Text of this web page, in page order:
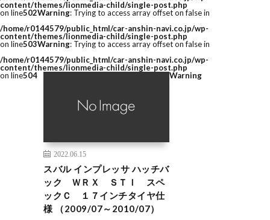
content/themes/lionmedia-child/single-post.php
on line502Warning: Trying to access array offset on false in
/home/r0144579/public_html/car-anshin-navi.co.jp/wp-
content/themes/lionmedia-child/single-post.php
on line503Warning: Trying to access array offset on false in
/home/r0144579/public_html/car-anshin-navi.co.jp/wp-
content/themes/lionmedia-child/single-post.php
on line504
2022.06.15
スバル インプレッサ ハッチバ
ック ＷＲＸ ＳＴＩ スペ
ックＣ １７インチタイヤ仕
様 （2009/07～2010/07）
Warning